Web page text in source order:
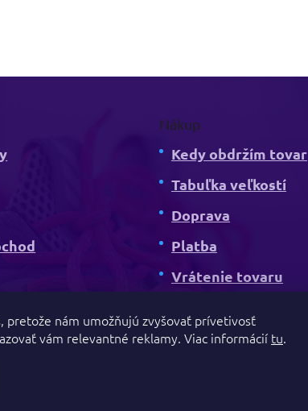
pretože nám umožňujú zvyšovať prívetivosť
vám relevantné reklamy. Viac informácií tu.
y
s
Nákup
Kedy obdržím tovar
Tabuľka veľkostí
Doprava
Platba
Vrátenie tovaru